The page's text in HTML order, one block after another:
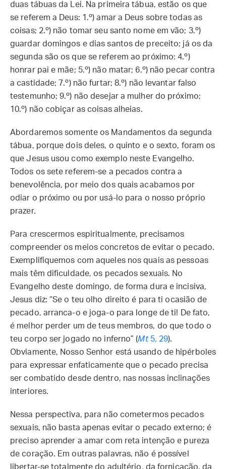
duas tábuas da Lei. Na primeira tábua, estão os que
se referem a Deus: 1.º) amar a Deus sobre todas as
coisas; 2.º) não tomar seu santo nome em vão; 3.º)
guardar domingos e dias santos de preceito; já os da
segunda são os que se referem ao próximo: 4.º)
honrar pai e mãe; 5.º) não matar; 6.º) não pecar contra
a castidade; 7.º) não furtar; 8.º) não levantar falso
testemunho; 9.º) não desejar a mulher do próximo;
10.º) não cobiçar as coisas alheias.
Abordaremos somente os Mandamentos da segunda
tábua, porque dois deles, o quinto e o sexto, foram os
que Jesus usou como exemplo neste Evangelho.
Todos os sete referem-se a pecados contra a
benevolência, por meio dos quais acabamos por
odiar o próximo ou por usá-lo para o nosso próprio
prazer.
Para crescermos espiritualmente, precisamos
compreender os meios concretos de evitar o pecado.
Exemplifiquemos com aqueles nos quais as pessoas
mais têm dificuldade, os pecados sexuais. No
Evangelho deste domingo, de forma dura e incisiva,
Jesus diz: “Se o teu olho direito é para ti ocasião de
pecado, arranca-o e joga-o para longe de ti! De fato,
é melhor perder um de teus membros, do que todo o
teu corpo ser jogado no inferno” (Mt5, 29).
Obviamente, Nosso Senhor está usando de hipérboles
para expressar enfaticamente que o pecado precisa
ser combatido desde dentro, nas nossas inclinações
interiores.
Nessa perspectiva, para não cometermos pecados
sexuais, não basta apenas evitar o pecado externo; é
preciso aprender a amar com reta intenção e pureza
de coração. Em outras palavras, não é possível
libertar-se totalmente do adultério, da fornicação, da